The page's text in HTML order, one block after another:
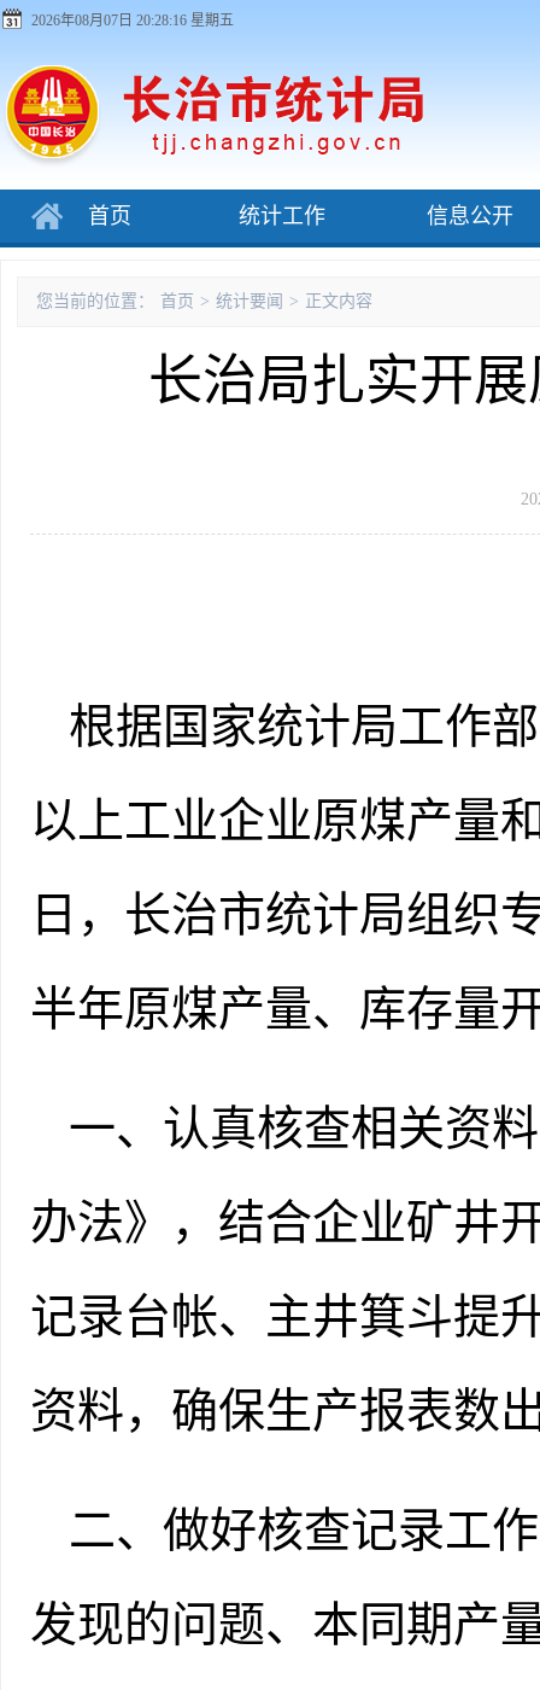
2026年08月07日 20:28:16 星期五
首页 统计工作 信息公开
您当前的位置： 首页 > 统计要闻 > 正文内容
长治局扎实开
根据国家统计局工作
以上工业企业原煤产量
日，长治市统计局组织
半年原煤产量、库存量
一、认真核查相关资
办法》
，结合企业矿井
记录台帐、主井箕斗提
资料，确保生产报表数
二、做好核查记录工
发现的问题、本同期产